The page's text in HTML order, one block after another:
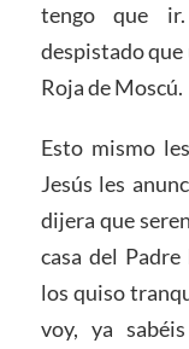
tengo que ir.
despistado que
Roja de Moscú.
Esto mismo
Jesús les
dijera que
casa del Padre
los quiso
voy, ya